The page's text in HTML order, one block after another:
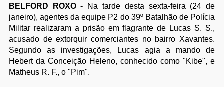
BELFORD ROXO -
Na tarde desta sexta-feira (24 de
janeiro), agentes da equipe P2 do 39º Batalhão de Polícia
Militar realizaram a prisão em flagrante de Lucas S. S.,
acusado de extorquir comerciantes no bairro Xavantes.
Segundo as investigações, Lucas agia a mando de
Hebert da Conceição Heleno, conhecido como "Kibe", e
Matheus R. F., o "Pim".